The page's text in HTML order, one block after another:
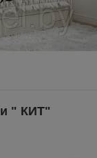
" КИТ"